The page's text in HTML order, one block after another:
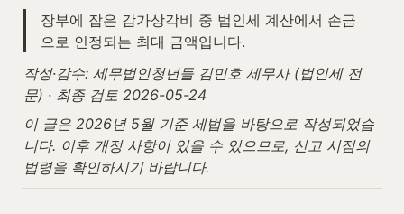
장부에 잡은 감가상각비 중 법인세 계산에서 손금
으로 인정되는 최대 금액입니다.
작성·감수: 세무법인청년들 김민호 세무사 (법인세 전
문) · 최종 검토 2026-05-24
이 글은 2026년 5월 기준 세법을 바탕으로 작성되었습
니다. 이후 개정 사항이 있을 수 있으므로, 신고 시점의
법령을 확인하시기 바랍니다.